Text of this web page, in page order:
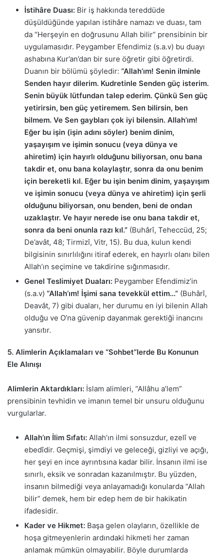
İstihâre Duası: Bir iş hakkında tereddüde
düşüldüğünde yapılan istihâre namazı ve duası, tam
da “Herşeyin en doğrusunu Allah bilir” prensibinin bir
uygulamasıdır. Peygamber Efendimiz (s.a.v) bu duayı
ashabına Kur’an’dan bir sure öğretir gibi öğretirdi.
Duanın bir bölümü şöyledir: “Allah’ım! Senin ilminle
Senden hayır dilerim. Kudretinle Senden güç isterim.
Senin büyük lütfundan talep ederim. Çünkü Sen güç
yetirirsin, ben güç yetiremem. Sen bilirsin, ben
bilmem. Ve Sen gaybları çok iyi bilensin. Allah’ım!
Eğer bu işin (işin adını söyler) benim dinim,
yaşayışım ve işimin sonucu (veya dünya ve
ahiretim) için hayırlı olduğunu biliyorsan, onu bana
takdir et, onu bana kolaylaştır, sonra da onu benim
için bereketli kıl. Eğer bu işin benim dinim, yaşayışım
ve işimin sonucu (veya dünya ve ahiretim) için şerli
olduğunu biliyorsan, onu benden, beni de ondan
uzaklaştır. Ve hayır nerede ise onu bana takdir et,
sonra da beni onunla razı kıl.” (Buhârî, Teheccüd, 25;
De’avât, 48; Tirmizî, Vitr, 15). Bu dua, kulun kendi
bilgisinin sınırlılığını itiraf ederek, en hayırlı olanı bilen
Allah’ın seçimine ve takdirine sığınmasıdır.
Genel Teslimiyet Duaları: Peygamber Efendimiz’in
(s.a.v) “Allah’ım! İşimi sana tevekkül ettim…” (Buhârî,
Deavât, 7) gibi duaları, her durumu en iyi bilenin Allah
olduğu ve O’na güvenip dayanmak gerektiği inancını
yansıtır.
5. Alimlerin Açıklamaları ve “Sohbet”lerde Bu Konunun
Ele Alınışı
Alimlerin Aktardıkları: İslam alimleri, “Allâhu a’lem”
prensibinin tevhidin ve imanın temel bir unsuru olduğunu
vurgularlar.
Allah’ın İlim Sıfatı: Allah’ın ilmi sonsuzdur, ezelî ve
ebedîdir. Geçmişi, şimdiyi ve geleceği, gizliyi ve açığı,
her şeyi en ince ayrıntısına kadar bilir. İnsanın ilmi ise
sınırlı, eksik ve sonradan kazanılmıştır. Bu yüzden,
insanın bilmediği veya anlayamadığı konularda “Allah
bilir” demek, hem bir edep hem de bir hakikatin
ifadesidir.
Kader ve Hikmet: Başa gelen olayların, özellikle de
hoşa gitmeyenlerin ardındaki hikmeti her zaman
anlamak mümkün olmayabilir. Böyle durumlarda